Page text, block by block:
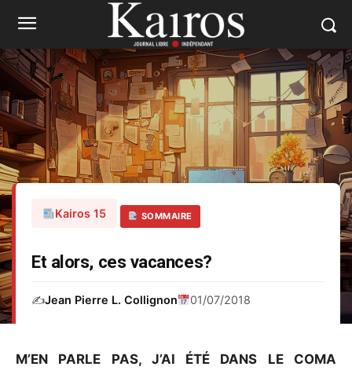
Kairos 15 SOMMAIRE
Et alors, ces vacances?
✍️Jean Pierre L. Collignon 01/07/2018
M’EN PARLE PAS, J’AI ÉTÉ DANS LE COMA